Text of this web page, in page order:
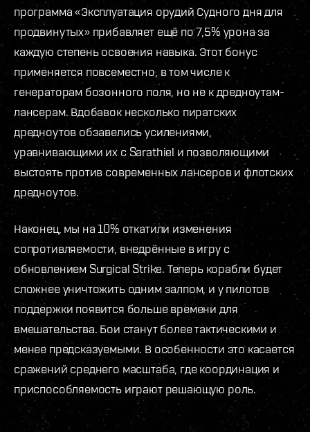
программа «Эксплуатация орудий Судного дня для
продвинутых» прибавляет ещё по 7,5% урона за
каждую степень освоения навыка. Этот бонус
применяется повсеместно, в том числе к
генераторам бозонного поля, но не к дредноутам-
лансерам. Вдобавок несколько пиратских
дредноутов обзавелись усилениями,
уравнивающими их с Sarathiel и позволяющими
выстоять против современных лансеров и флотских
дредноутов.
Наконец, мы на 10% откатили изменения
сопротивляемости, внедрённые в игру с
обновлением Surgical Strike. Теперь корабли будет
сложнее уничтожить одним залпом, и у пилотов
поддержки появится больше времени для
вмешательства. Бои станут более тактическими и
менее предсказуемыми. В особенности это касается
сражений среднего масштаба, где координация и
приспособляемость играют решающую роль.